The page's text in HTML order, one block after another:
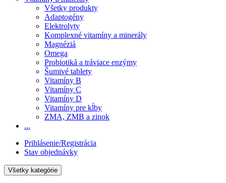
Všetky produkty
Adaptogény
Elektrolyty
Komplexné vitamíny a minerály
Magnéziá
Omega
Probiotiká a tráviace enzýmy
Šumivé tablety
Vitamíny B
Vitamíny C
Vitamíny D
Vitamíny pre kĺby
ZMA, ZMB a zinok
...
Prihlásenie/Registrácia
Stav objednávky
Všetky kategórie